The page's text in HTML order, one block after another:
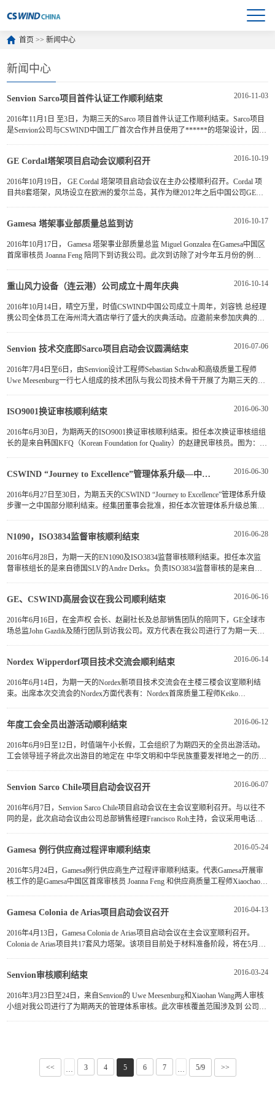
首页 >>新闻中心
新闻中心
2016-11-03
Senvion Sarco项目首件认证工作顺利结束
2016年11月1日 至3日，为期三天的Sarco 项目首件认证工作顺利结束。Sarco项目
是Senvion公司与CSWIND中国工厂首次合作并且使用了******的塔架设计，因此
2016-10-19
GE Cordal塔架项目启动会议顺利召开
2016年10月19日， GE Cordal 塔架项目启动会议在主办公楼顺利召开。Cordal 项
目共8套塔架，风场设立在欧洲的爱尔兰岛，其作为继2012年之后中国公司GE塔
2016-10-17
Gamesa 塔架事业部质量总监到访
2016年10月17日， Gamesa 塔架事业部质量总监 Miguel Gonzalea 在Gamesa中国区
首席审核员 Joanna Feng 陪同下到访我公司。此次到访除了对今年五月份的例行
2016-10-14
重山风力设备（连云港）公司成立十周年庆典
2016年10月14日，晴空万里，时值CSWIND中国公司成立十周年，刘容铣 总经理
携公司全体员工在海州湾大酒店举行了盛大的庆典活动。应邀前来参加庆典的还
2016-07-06
Senvion 技术交底即Sarco项目启动会议圆满结束
2016年7月4日至6日，由Senvion设计工程师Sebastian Schwab和高级质量工程师
Uwe Meesenburg一行七人组成的技术团队与我公司技术骨干开展了为期三天的技
2016-06-30
ISO9001换证审核顺利结束
2016年6月30日，为期两天的ISO9001换证审核顺利结束。担任本次换证审核组组
长的是来自韩国KFQ（Korean Foundation for Quality）的赵建民审核员。图为：赵
2016-06-30
CSWIND “Journey to Excellence”管理体系升级—中国部分顺利启动
2016年6月27日至30日，为期五天的CSWIND “Journey to Excellence”管理体系升级
步骤一之中国部分顺利结束。经集团董事会批准，担任本次管理体系升级总策划
2016-06-28
N1090，ISO3834监督审核顺利结束
2016年6月28日，为期一天的EN1090及ISO3834监督审核顺利结束。担任本次监
督审核组长的是来自德国SLV的Andre Derks。负责ISO3834监督审核的是来自哈
2016-06-16
GE、CSWIND高层会议在我公司顺利结束
2016年6月16日，在金声权 会长、赵副社长及总部销售团队的陪同下，GE全球市
场总监John Gazdik及随行团队到访我公司。双方代表在我公司进行了为期一天的
2016-06-14
Nordex Wipperdorf项目技术交流会顺利结束
2016年6月14日，为期一天的Nordex新项目技术交流会在主楼三楼会议室顺利结
束。出席本次交流会的Nordex方面代表有：Nordex首席质量工程师Keiko
2016-06-12
年度工会全员出游活动顺利结束
2016年6月9日至12日，时值端午小长假，工会组织了为期四天的全员出游活动。
工会领导班子将此次出游目的地定在 中华文明和中华民族重要发祥地之一的历史
2016-06-07
Senvion Sarco Chile项目启动会议召开
2016年6月7日，Senvion Sarco Chile项目启动会议在主会议室顺利召开。与以往不
同的是，此次启动会议由公司总部销售经理Francisco Roh主持，会议采用电话视
2016-05-24
Gamesa 例行供应商过程评审顺利结束
2016年5月24日，Gamesa例行供应商生产过程评审顺利结束。代表Gamesa开展审
核工作的是Gamesa中国区首席审核员 Joanna Feng 和供应商质量工程师Xiaochao
2016-04-13
Gamesa Colonia de Arias项目启动会议召开
2016年4月13日，Gamesa Colonia de Arias项目启动会议在主会议室顺利召开。
Colonia de Arias项目共17套风力塔架。该项目目前处于材料准备阶段，将在5月初
2016-03-24
Senvion审核顺利结束
2016年3月23日至24日，来自Senvion的 Uwe Meesenburg和Xiaohan Wang两人审核
小组对我公司进行了为期两天的管理体系审核。此次审核覆盖范围涉及到 公司认
<< ··· 3 4 5 6 7 ··· 5/9 >>